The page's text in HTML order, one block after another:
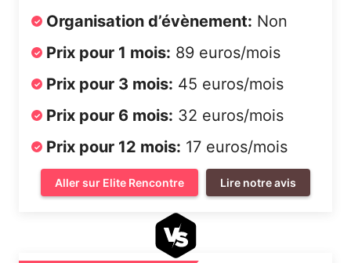
Organisation d’évènement: Non
Prix pour 1 mois: 89 euros/mois
Prix pour 3 mois: 45 euros/mois
Prix pour 6 mois: 32 euros/mois
Prix pour 12 mois: 17 euros/mois
Aller sur Elite Rencontre Lire notre avis